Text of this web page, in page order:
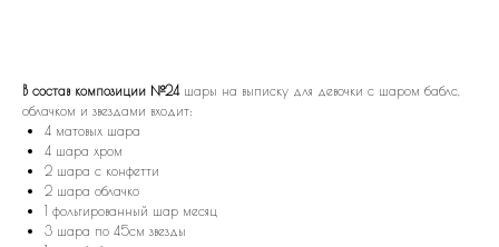
В состав композиции №24 шары на выписку для девочки с шаром баблс,
облачком и звездами входит:
4 матовых шара
4 шара хром
2 шара с конфетти
2 шара облачко
1 фольгированный шар месяц
3 шара по 45см звезды